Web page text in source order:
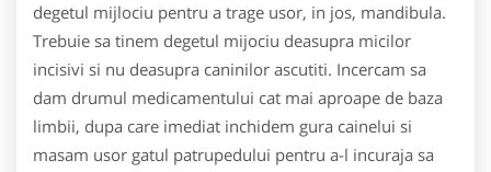
degetul mijlociu pentru a trage usor, in jos, mandibula.
Trebuie sa tinem degetul mijociu deasupra micilor
incisivi si nu deasupra caninilor ascutiti. Incercam sa
dam drumul medicamentului cat mai aproape de baza
limbii, dupa care imediat inchidem gura cainelui si
masam usor gatul patrupedului pentru a-l incuraja sa